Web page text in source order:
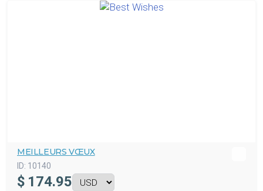
MEILLEURS VŒUX
ID: 10140
$ 174.95